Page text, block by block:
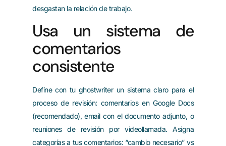
desgastan la relación de trabajo.
Usa un sistema de
comentarios
consistente
Define con tu ghostwriter un sistema claro para el
proceso de revisión: comentarios en Google Docs
(recomendado), email con el documento adjunto, o
reuniones de revisión por videollamada. Asigna
categorías a tus comentarios: “cambio necesario” vs